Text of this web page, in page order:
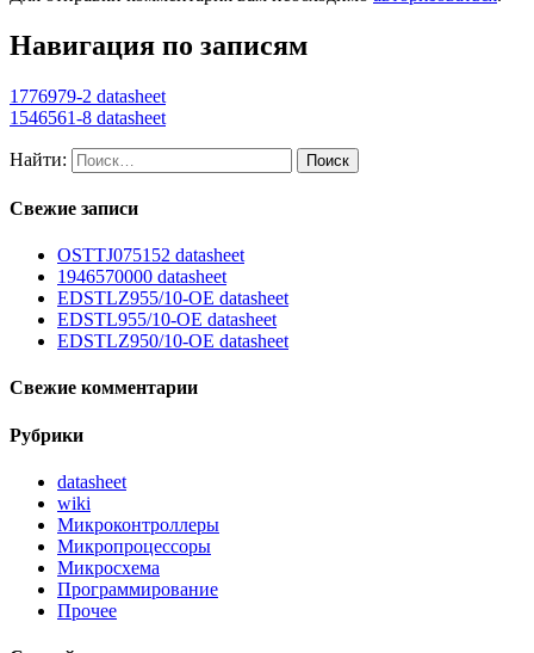
Навигация по записям
1776979-2 datasheet
1546561-8 datasheet
Найти:
Свежие записи
OSTTJ075152 datasheet
1946570000 datasheet
EDSTLZ955/10-OE datasheet
EDSTL955/10-OE datasheet
EDSTLZ950/10-OE datasheet
Свежие комментарии
Рубрики
datasheet
wiki
Микроконтроллеры
Микропроцессоры
Микросхема
Программирование
Прочее